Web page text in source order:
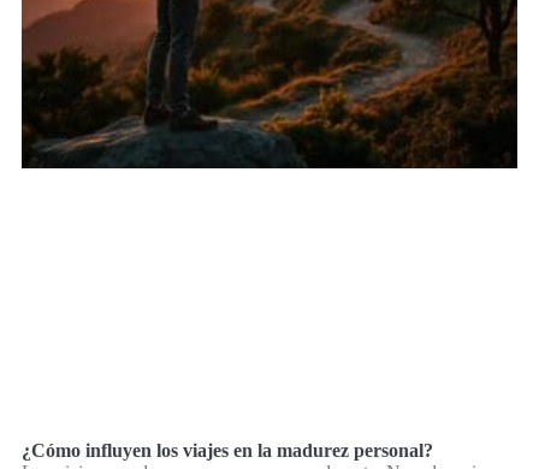
¿Cómo influyen los viajes en la madurez personal?